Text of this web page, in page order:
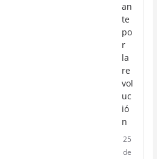
an
te
po
r
la
re
vol
uc
ió
n
25
de